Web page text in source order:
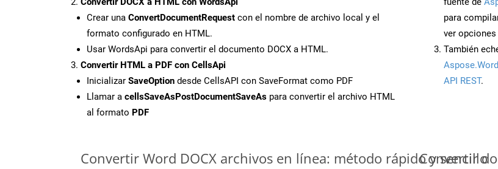
Crear una ConvertDocumentRequest con el nombre de archivo local y el
formato configurado en HTML.
Usar WordsApi para convertir el documento DOCX a HTML.
Convertir HTML a PDF con CellsApi
Inicializar SaveOption desde CellsAPI con SaveFormat como PDF
Llamar a cellsSaveAsPostDocumentSaveAs para convertir el archivo HTML
al formato PDF
para
ver
También
API REST.
Convertir Word DOCX archivos en línea: método rápido y sencillo
Convertir